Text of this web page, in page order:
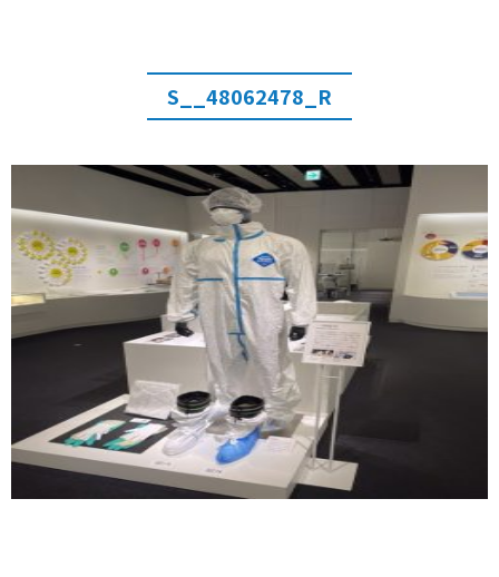
S__48062478_R